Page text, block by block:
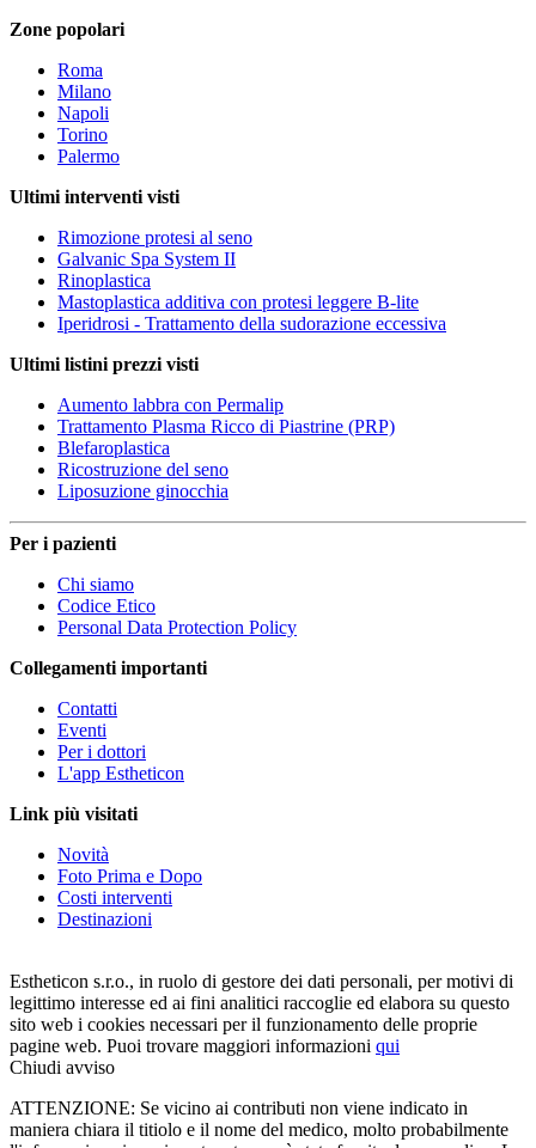
Zone popolari
Roma
Milano
Napoli
Torino
Palermo
Ultimi interventi visti
Rimozione protesi al seno
Galvanic Spa System II
Rinoplastica
Mastoplastica additiva con protesi leggere B-lite
Iperidrosi - Trattamento della sudorazione eccessiva
Ultimi listini prezzi visti
Aumento labbra con Permalip
Trattamento Plasma Ricco di Piastrine (PRP)
Blefaroplastica
Ricostruzione del seno
Liposuzione ginocchia
Per i pazienti
Chi siamo
Codice Etico
Personal Data Protection Policy
Collegamenti importanti
Contatti
Eventi
Per i dottori
L'app Estheticon
Link più visitati
Novità
Foto Prima e Dopo
Costi interventi
Destinazioni
Estheticon s.r.o., in ruolo di gestore dei dati personali, per motivi di
legittimo interesse ed ai fini analitici raccoglie ed elabora su questo
sito web i cookies necessari per il funzionamento delle proprie
pagine web. Puoi trovare maggiori informazioni qui
Chiudi avviso
ATTENZIONE: Se vicino ai contributi non viene indicato in
maniera chiara il titiolo e il nome del medico, molto probabilmente